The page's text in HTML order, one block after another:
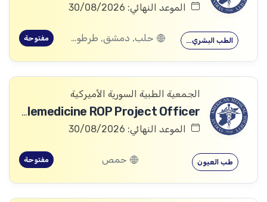
الموعد النهائي: 30/08/2026
الطب البشري… حلب, دمشق, طرطوس, ريف دمشق, ديرالزور, درعا, السويداء, إدلب, القنيطرة, اللاذقية, الرقة, حمص, الحسكة, حماة مفتوحة
الجمعية الطبية السورية الأميركية
Telemedicine ROP Project Officer
الموعد النهائي: 30/08/2026
طب العيون حمص مفتوحة